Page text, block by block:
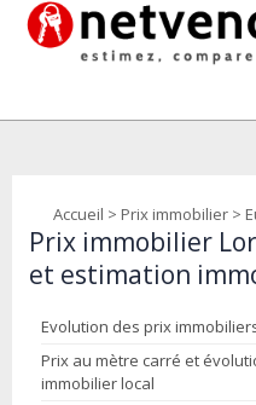
Accueil > Prix immobilier >
Prix immobilier
et estimation
Evolution des prix
Prix au mètre carré et
immobilier local